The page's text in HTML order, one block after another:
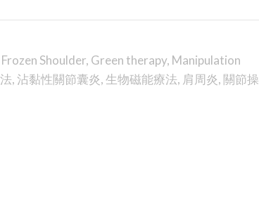
Frozen Shoulder, Green therapy, Manipulation
, 沾黏性關節囊炎, 生物磁能療法, 肩周炎, 關節操